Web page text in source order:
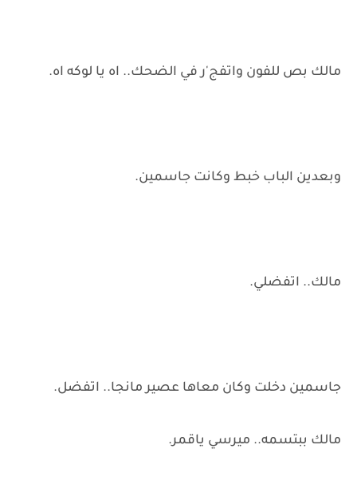
مالك بص للفون واتفج'ر في الضحك.. اه يا لوكه اه.
وبعدين الباب خبط وكانت جاسمين.
مالك.. اتفضلي.
جاسمين دخلت وكان معاها عصير مانجا.. اتفضل.
مالك ببتسمه.. ميرسي ياقمر.